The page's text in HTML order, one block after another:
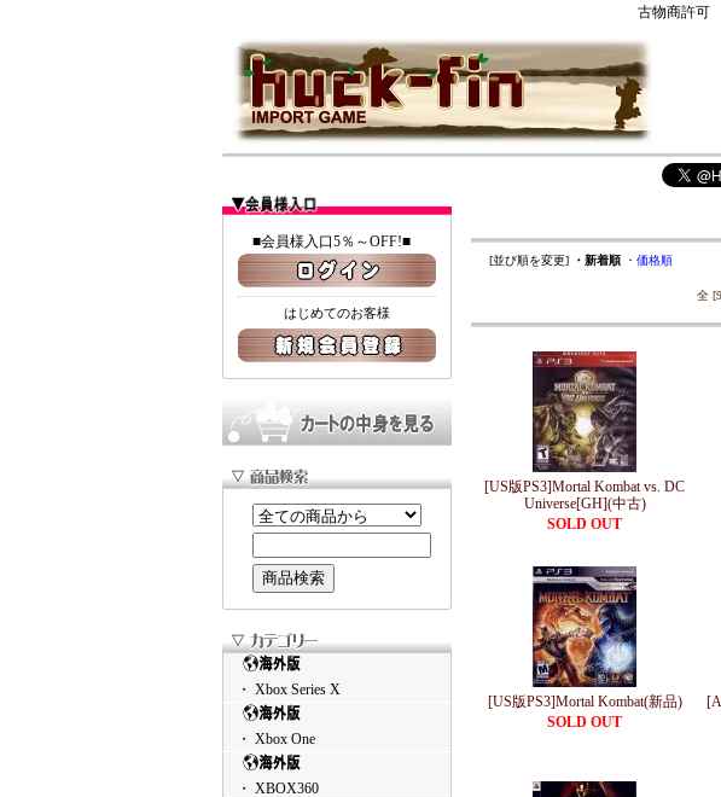
古物商許可
■会員様入口5％～OFF!■
はじめてのお客様
・ Xbox Series X
・ Xbox One
・ XBOX360
[並び順を変更] ・新着順 ・価格順
全
[US版PS3]Mortal Kombat vs. DC
Universe[GH](中古)
SOLD OUT
[US版PS3]Mortal Kombat(新品)
SOLD OUT